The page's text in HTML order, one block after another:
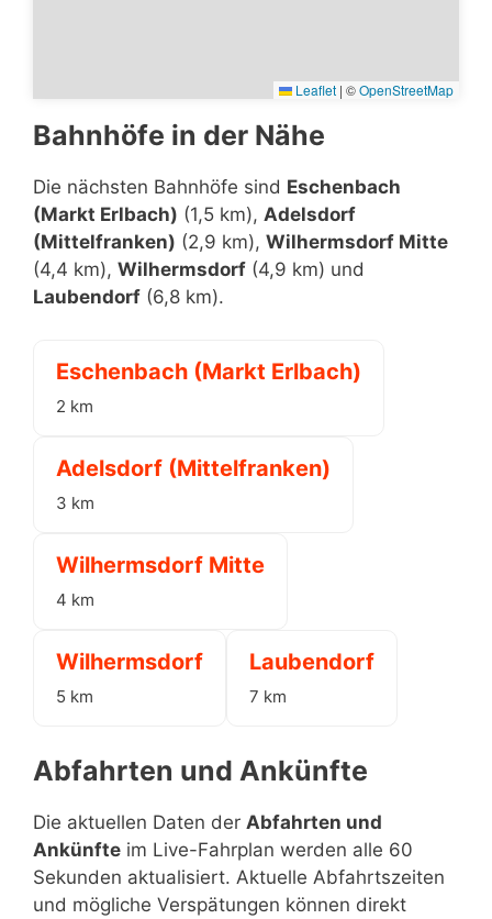
Leaflet | ©OpenStreetMap
Bahnhöfe in der Nähe
Die nächsten Bahnhöfe sind Eschenbach
(Markt Erlbach) (1,5 km), Adelsdorf
(Mittelfranken) (2,9 km), Wilhermsdorf Mitte
(4,4 km), Wilhermsdorf (4,9 km) und
Laubendorf (6,8 km).
Eschenbach (Markt Erlbach)
2 km
Adelsdorf (Mittelfranken)
3 km
Wilhermsdorf Mitte
4 km
Wilhermsdorf
5 km
Laubendorf
7 km
Abfahrten und Ankünfte
Die aktuellen Daten der Abfahrten und
Ankünfte im Live-Fahrplan werden alle 60
Sekunden aktualisiert. Aktuelle Abfahrtszeiten
und mögliche Verspätungen können direkt